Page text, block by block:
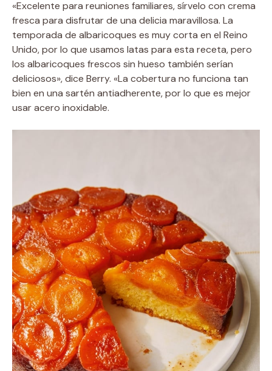
«Excelente para reuniones familiares, sírvelo con crema
fresca para disfrutar de una delicia maravillosa. La
temporada de albaricoques es muy corta en el Reino
Unido, por lo que usamos latas para esta receta, pero
los albaricoques frescos sin hueso también serían
deliciosos», dice Berry. «La cobertura no funciona tan
bien en una sartén antiadherente, por lo que es mejor
usar acero inoxidable.